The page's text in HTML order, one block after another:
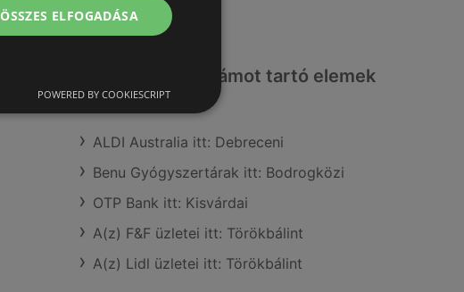
A(z) Lidl ajánlatai
Érdeklődésre számot tartó elemek
itt:
ALDI Australia itt: Debreceni
Benu Gyógyszertárak itt: Bodrogközi
OTP Bank itt: Kisvárdai
A(z) F&F üzletei itt: Törökbálint
A(z) Lidl üzletei itt: Törökbálint
ÖSSZES ELFOGADÁSA
POWERED BY COOKIESCRIPT